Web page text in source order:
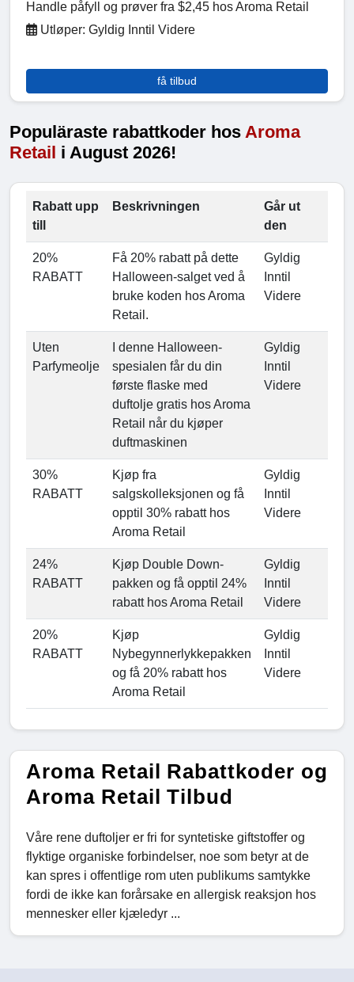
Handle påfyll og prøver fra $2,45 hos Aroma Retail
Utløper: Gyldig Inntil Videre
få tilbud
Populäraste rabattkoder hos Aroma
Retail i August 2026!
Rabatt upp
till
Beskrivningen
Går ut
den
20%
RABATT
Få 20% rabatt på dette
Halloween-salget ved å
bruke koden hos Aroma
Retail.
Gyldig
Inntil
Videre
Uten
Parfymeolje
I denne Halloween-
spesialen får du din
første flaske med
duftolje gratis hos Aroma
Retail når du kjøper
duftmaskinen
Gyldig
Inntil
Videre
30%
RABATT
Kjøp fra
salgskolleksjonen og få
opptil 30% rabatt hos
Aroma Retail
Gyldig
Inntil
Videre
24%
RABATT
Kjøp Double Down-
pakken og få opptil 24%
rabatt hos Aroma Retail
Gyldig
Inntil
Videre
20%
RABATT
Kjøp
Nybegynnerlykkepakken
og få 20% rabatt hos
Aroma Retail
Gyldig
Inntil
Videre
Aroma Retail Rabattkoder og
Aroma Retail Tilbud
Våre rene duftoljer er fri for syntetiske giftstoffer og
flyktige organiske forbindelser, noe som betyr at de
kan spres i offentlige rom uten publikums samtykke
fordi de ikke kan forårsake en allergisk reaksjon hos
mennesker eller kjæledyr ...